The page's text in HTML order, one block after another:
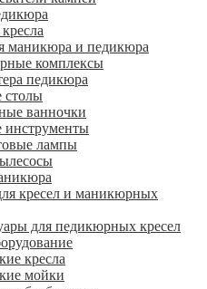
маникюра и педикюра
комплексы
педикюра
ванночки
лампы
кресел и маникюрных
для педикюрных кресел
кресла
мойки